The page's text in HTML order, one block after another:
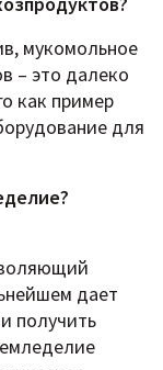
мукомольное
– это далеко
как пример
для
дает
получить